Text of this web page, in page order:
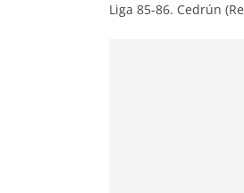
Liga 85-86. Cedrún